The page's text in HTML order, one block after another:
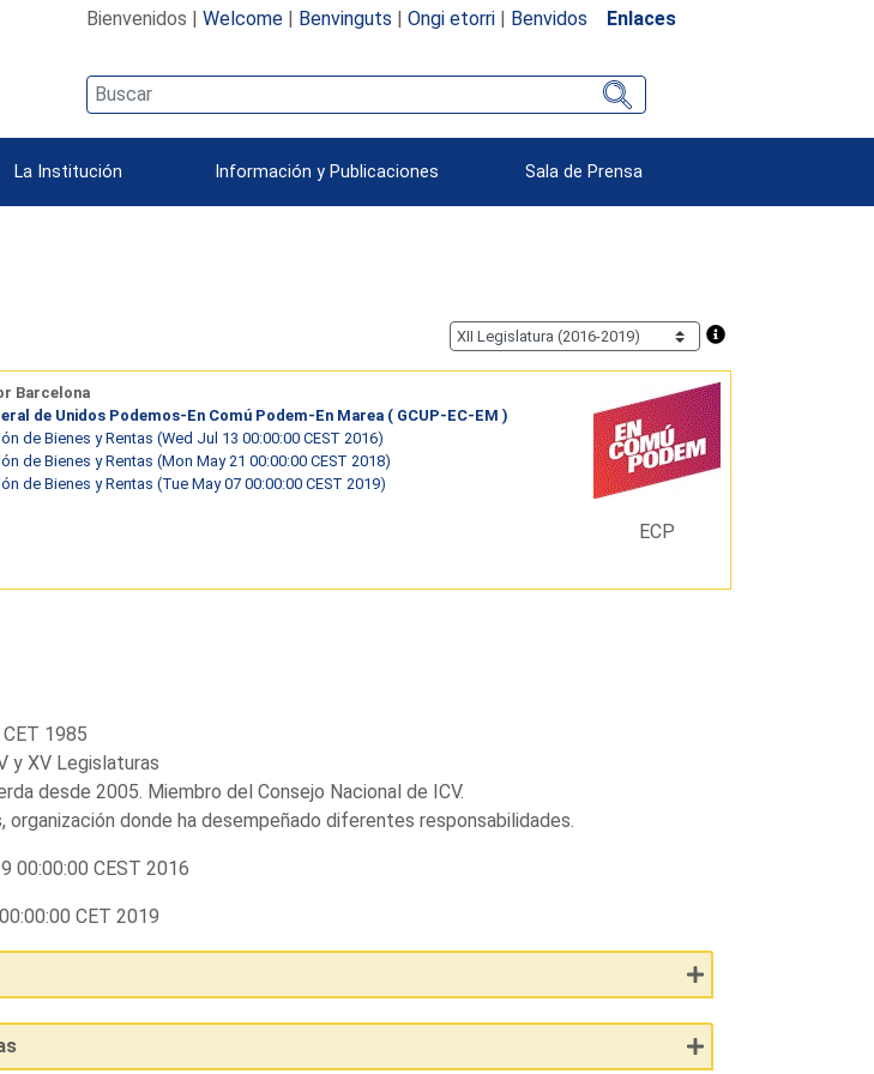
Bienvenidos | Welcome| Benvinguts | Ongi etorri| Benvidos Enlaces
La Institución Información y Publicaciones Sala de Prensa
Barcelona
de Unidos Podemos-En Comú Podem-En Marea ( GCUP-EC-EM )
de Bienes y Rentas (Wed Jul 13 00:00:00 CEST 2016)
de Bienes y Rentas (Mon May 21 00:00:00 CEST 2018)
de Bienes y Rentas (Tue May 07 00:00:00 CEST 2019)
ECP
1985
y XV Legislaturas
desde 2005. Miembro del Consejo Nacional de ICV.
organización donde ha desempeñado diferentes responsabilidades.
00:00:00 CEST 2016
CET 2019